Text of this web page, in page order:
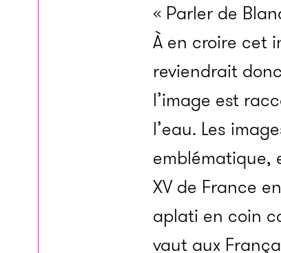
« Parler de
À en croire cet
reviendrait
l’image est
l’eau. Les
emblématique,
XV de France
aplati en coin
vaut aux